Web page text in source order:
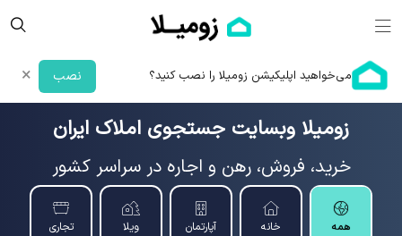
می‌خواهید اپلیکیشن زومیلا را نصب کنید؟ نصب ×
زومیلا وبسایت جستجوی املاک ایران
خرید، فروش، رهن و اجاره در سراسر کشور
همه خانه آپارتمان ویلا تجاری